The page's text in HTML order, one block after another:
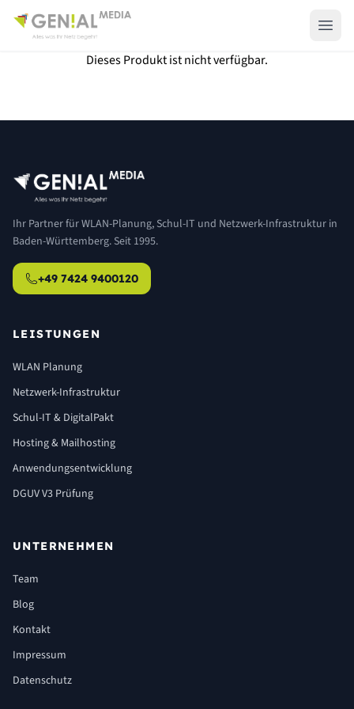
Dieses Produkt ist nicht verfügbar.
Ihr Partner für WLAN-Planung, Schul-IT und Netzwerk-Infrastruktur in
Baden-Württemberg. Seit 1995.
+49 7424 9400120
LEISTUNGEN
WLAN Planung
Netzwerk-Infrastruktur
Schul-IT & DigitalPakt
Hosting & Mailhosting
Anwendungsentwicklung
DGUV V3 Prüfung
UNTERNEHMEN
Team
Blog
Kontakt
Impressum
Datenschutz